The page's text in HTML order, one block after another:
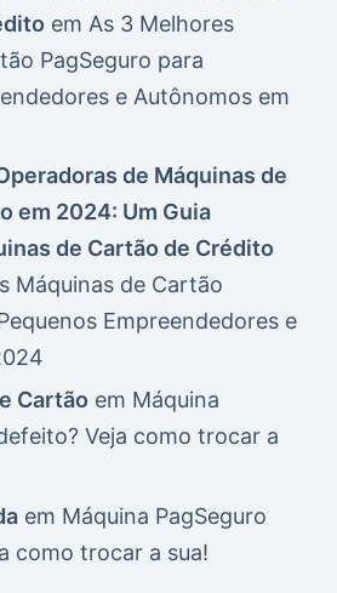
em As 3 Melhores
PagSeguro para
e Autônomos em
de Máquinas de
em 2024: Um Guia
de Cartão de Crédito
Máquinas de Cartão
Empreendedores e
Cartão em Máquina
Veja como trocar a
em Máquina PagSeguro
como trocar a sua!